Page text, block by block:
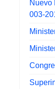
Nuevo
003-